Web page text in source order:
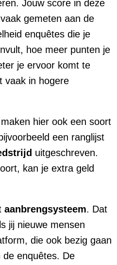
Jouw score in deze
gemeten aan de
enquêtes die je
hoe meer punten je
je ervoor komt te
vaak in hogere
hier ook een soort
een ranglijst
uitgeschreven.
kan je extra geld
aanbrengsysteem. Dat
jij nieuwe mensen
die ook bezig gaan
de enquêtes. De